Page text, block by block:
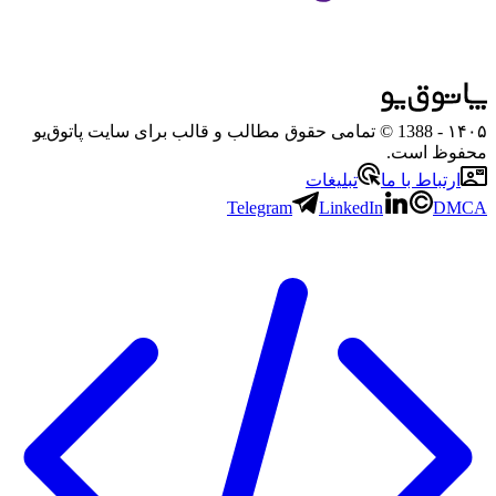
۱۴۰۵
- 1388 © تمامی حقوق مطالب و قالب برای سایت پاتوق‌یو
محفوظ است.
ارتباط با ما
تبلیغات
Telegram
LinkedIn DMCA